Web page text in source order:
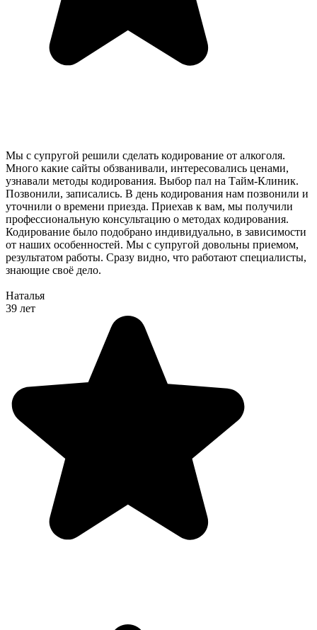
Мы с супругой решили сделать кодирование от алкоголя.
Много какие сайты обзванивали, интересовались ценами,
узнавали методы кодирования. Выбор пал на Тайм-Клиник.
Позвонили, записались. В день кодирования нам позвонили и
уточнили о времени приезда. Приехав к вам, мы получили
профессиональную консультацию о методах кодирования.
Кодирование было подобрано индивидуально, в зависимости
от наших особенностей. Мы с супругой довольны приемом,
результатом работы. Сразу видно, что работают специалисты,
знающие своё дело.
Наталья
39 лет